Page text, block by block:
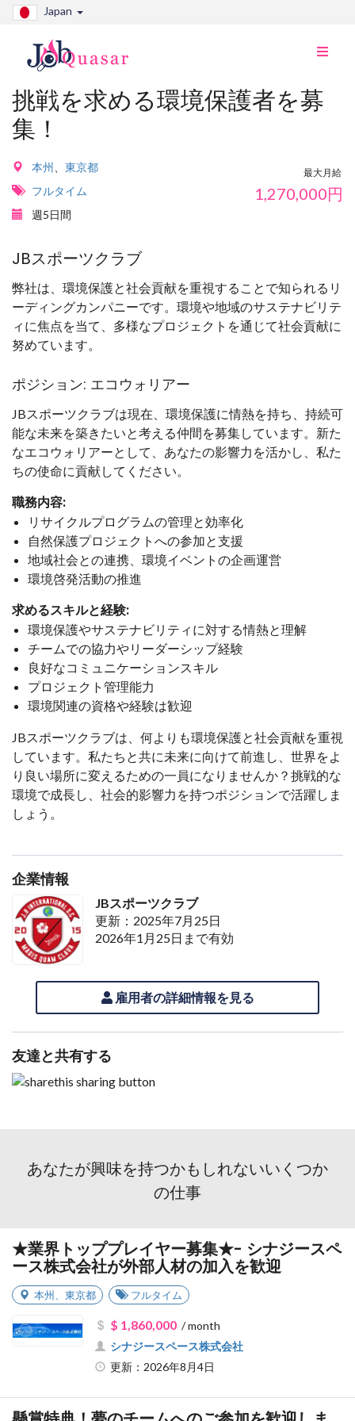
Japan
ナ
り
挑戦を求める環境保護者を募
集！
本州
東京都
フルタイム
週5日間
最大月給
1,270,000円
JBスポーツクラブ
弊社は、環境保護と社会貢献を重視することで知られるリ
ーディングカンパニーです。環境や地域のサステナビリテ
ィに焦点を当て、多様なプロジェクトを通じて社会貢献に
努めています。
ポジション: エコウォリアー
JBスポーツクラブは現在、環境保護に情熱を持ち、持続可
能な未来を築きたいと考える仲間を募集しています。新た
なエコウォリアーとして、あなたの影響力を活かし、私た
ちの使命に貢献してください。
職務内容:
リサイクルプログラムの管理と効率化
自然保護プロジェクトへの参加と支援
地域社会との連携、環境イベントの企画運営
環境啓発活動の推進
求めるスキルと経験:
環境保護やサステナビリティに対する情熱と理解
チームでの協力やリーダーシップ経験
良好なコミュニケーションスキル
プロジェクト管理能力
環境関連の資格や経験は歓迎
JBスポーツクラブは、何よりも環境保護と社会貢献を重視
しています。私たちと共に未来に向けて前進し、世界をよ
り良い場所に変えるための一員になりませんか？挑戦的な
環境で成長し、社会的影響力を持つポジションで活躍しま
しょう。
企業情報
JBスポーツクラブ
更新：2025年7月25日
2026年1月25日まで有効
雇用者の詳細情報を見る
友達と共有する
あなたが興味を持つかもしれないいくつか
の仕事
★業界トッププレイヤー募集★- シナジースペ
ース株式会社が外部人材の加入を歓迎
本州 東京都 フルタイム
$ 1,860,000/ month
シナジースペース株式会社
更新：2026年8月4日